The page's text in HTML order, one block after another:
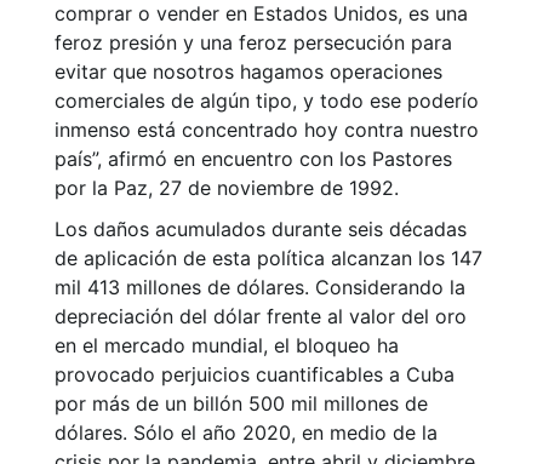
comprar o vender en Estados Unidos, es una
feroz presión y una feroz persecución para
evitar que nosotros hagamos operaciones
comerciales de algún tipo, y todo ese poderío
inmenso está concentrado hoy contra nuestro
país”, afirmó en encuentro con los Pastores
por la Paz, 27 de noviembre de 1992.
Los daños acumulados durante seis décadas
de aplicación de esta política alcanzan los 147
mil 413 millones de dólares. Considerando la
depreciación del dólar frente al valor del oro
en el mercado mundial, el bloqueo ha
provocado perjuicios cuantificables a Cuba
por más de un billón 500 mil millones de
dólares. Sólo el año 2020, en medio de la